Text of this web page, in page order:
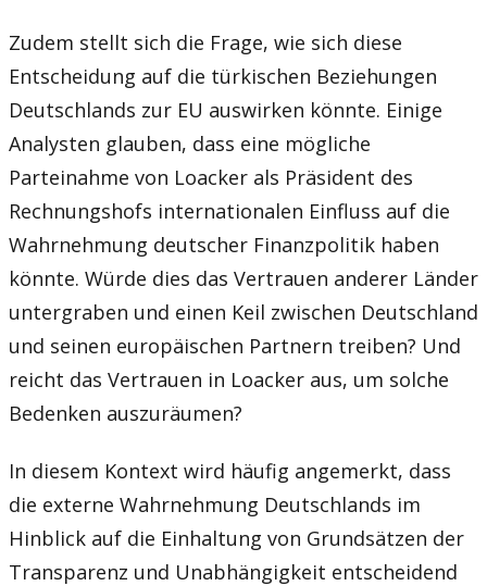
Zudem stellt sich die Frage, wie sich diese
Entscheidung auf die türkischen Beziehungen
Deutschlands zur EU auswirken könnte. Einige
Analysten glauben, dass eine mögliche
Parteinahme von Loacker als Präsident des
Rechnungshofs internationalen Einfluss auf die
Wahrnehmung deutscher Finanzpolitik haben
könnte. Würde dies das Vertrauen anderer Länder
untergraben und einen Keil zwischen Deutschland
und seinen europäischen Partnern treiben? Und
reicht das Vertrauen in Loacker aus, um solche
Bedenken auszuräumen?
In diesem Kontext wird häufig angemerkt, dass
die externe Wahrnehmung Deutschlands im
Hinblick auf die Einhaltung von Grundsätzen der
Transparenz und Unabhängigkeit entscheidend